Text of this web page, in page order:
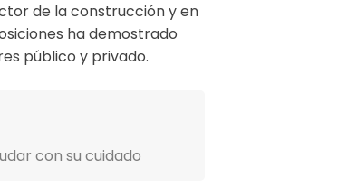
de la construcción y en
ha demostrado
público y privado.
con su cuidado